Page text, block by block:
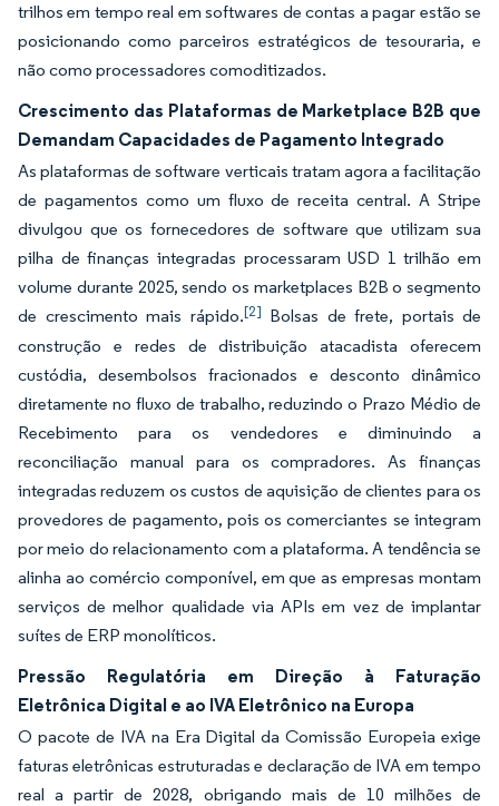
trilhos em tempo real em softwares de contas a pagar estão se
posicionando como parceiros estratégicos de tesouraria, e
não como processadores comoditizados.
Crescimento das Plataformas de Marketplace B2B que
Demandam Capacidades de Pagamento Integrado
As plataformas de software verticais tratam agora a facilitação
de pagamentos como um fluxo de receita central. A Stripe
divulgou que os fornecedores de software que utilizam sua
pilha de finanças integradas processaram USD 1 trilhão em
volume durante 2025, sendo os marketplaces B2B o segmento
de crescimento mais rápido.[2] Bolsas de frete, portais de
construção e redes de distribuição atacadista oferecem
custódia, desembolsos fracionados e desconto dinâmico
diretamente no fluxo de trabalho, reduzindo o Prazo Médio de
Recebimento para os vendedores e diminuindo a
reconciliação manual para os compradores. As finanças
integradas reduzem os custos de aquisição de clientes para os
provedores de pagamento, pois os comerciantes se integram
por meio do relacionamento com a plataforma. A tendência se
alinha ao comércio componível, em que as empresas montam
serviços de melhor qualidade via APIs em vez de implantar
suítes de ERP monolíticos.
Pressão Regulatória em Direção à Faturação
Eletrônica Digital e ao IVA Eletrônico na Europa
O pacote de IVA na Era Digital da Comissão Europeia exige
faturas eletrônicas estruturadas e declaração de IVA em tempo
real a partir de 2028, obrigando mais de 10 milhões de